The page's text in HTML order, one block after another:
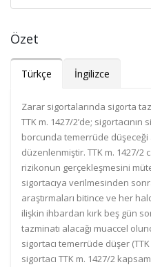
Özet
Türkçe İngilizce
Zarar sigortalarında sigorta
TTK m. 1427/2’de;
borcunda temerrüde düşeceği
düzenlenmiştir. TTK m. 1427/2
rizikonun gerçekleşmesini
sigortacıya verilmesinden
araştırmaları bitince ve her
ilişkin ihbardan kırk beş gün
tazminatı alacağı muaccel
sigortacı temerrüde düşer
sigortacı TTK m. 1427/2